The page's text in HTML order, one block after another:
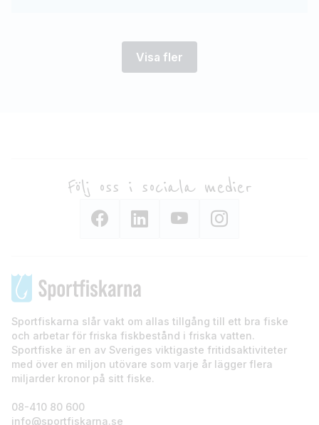
Visa fler
Följ oss i sociala medier
Sportfiskarna slår vakt om allas tillgång till ett bra fiske
och arbetar för friska fiskbestånd i friska vatten.
Sportfiske är en av Sveriges viktigaste fritidsaktiviteter
med över en miljon utövare som varje år lägger flera
miljarder kronor på sitt fiske.
08-410 80 600
info@sportfiskarna.se